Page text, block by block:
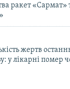
ракет «Сармат»
жертв
у лікарні помер